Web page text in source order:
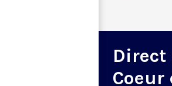
Direct
Coeur